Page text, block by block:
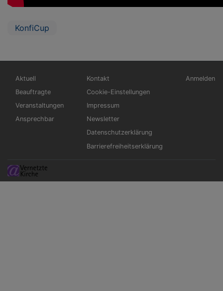
KonfiCup
Hauptnavigation
Aktuell
Beauftragte
Veranstaltungen
Ansprechbar
Fußbereichsmenü
Kontakt
Cookie-Einstellungen
Impressum
Newsletter
Datenschutzerklärung
Barrierefreiheitserklärung
Anmelden